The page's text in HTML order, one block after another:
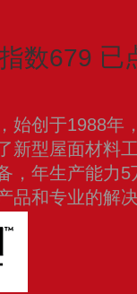
数679 已
始创于1988年
新型屋面材料
，年生产能力
品和专业的解